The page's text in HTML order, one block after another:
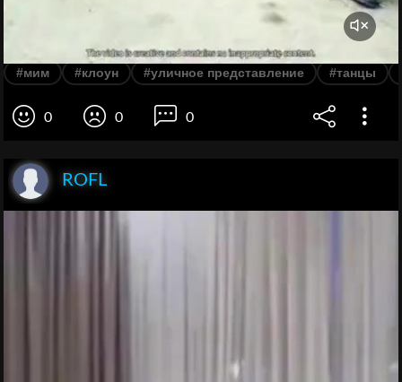
#мим #клоун #уличное представление #танцы
0 0 0
ROFL